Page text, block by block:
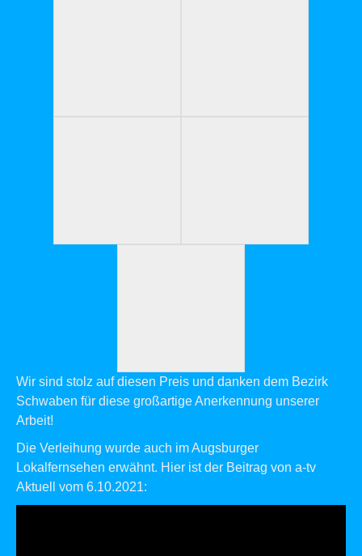
Wir sind stolz auf diesen Preis und danken dem Bezirk
Schwaben für diese großartige Anerkennung unserer
Arbeit!
Die Verleihung wurde auch im Augsburger
Lokalfernsehen erwähnt. Hier ist der Beitrag von a-tv
Aktuell vom 6.10.2021: